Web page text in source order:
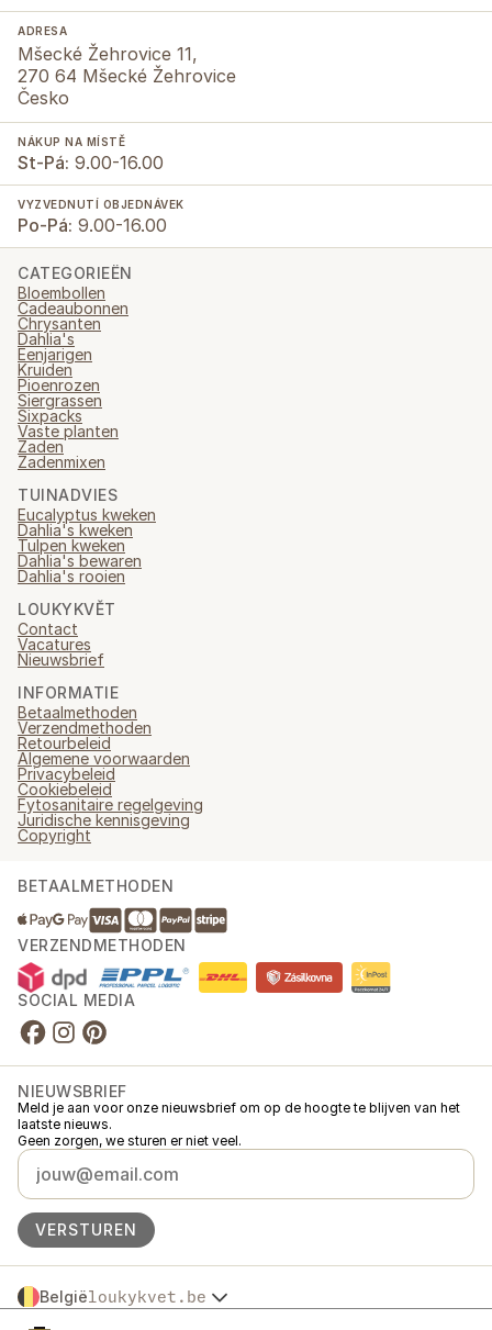
ADRESA
Mšecké Žehrovice 11,
270 64 Mšecké Žehrovice
Česko
NÁKUP NA MÍSTĚ
St-Pá: 9.00-16.00
VYZVEDNUTÍ OBJEDNÁVEK
Po-Pá: 9.00-16.00
CATEGORIEËN
Bloembollen
Cadeaubonnen
Chrysanten
Dahlia's
Eenjarigen
Kruiden
Pioenrozen
Siergrassen
Sixpacks
Vaste planten
Zaden
Zadenmixen
TUINADVIES
Eucalyptus kweken
Dahlia's kweken
Tulpen kweken
Dahlia's bewaren
Dahlia's rooien
LOUKYKVĚT
Contact
Vacatures
Nieuwsbrief
INFORMATIE
Betaalmethoden
Verzendmethoden
Retourbeleid
Algemene voorwaarden
Privacybeleid
Cookiebeleid
Fytosanitaire regelgeving
Juridische kennisgeving
Copyright
BETAALMETHODEN
VERZENDMETHODEN
SOCIAL MEDIA
NIEUWSBRIEF
Meld je aan voor onze nieuwsbrief om op de hoogte te blijven van het
laatste nieuws.
Geen zorgen, we sturen er niet veel.
VERSTUREN
Belgiëloukykvet.be